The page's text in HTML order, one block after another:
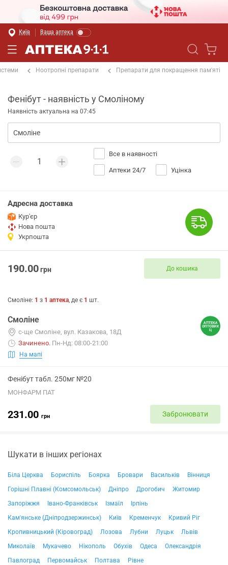
Київ Ваша аптека
Ноотропні препарати Препарати для покращення пам'яті
Фенібут - наявність у Смоліному
Наявність актуальна на 07:45
Все в наявності
Аптеки 24/7 Уцінка
Адресна доставка
Кур'єр
Нова пошта
Укрпошта
190.00грн До кошика
Смоліне: 1 з 1 аптека, де є 1 шт.
Смоліне
с-ще Смоліне, вул. Казакова, 18Д
Зачинено. Пн-Нд: 08:00-21:00
На мапі
Фенібут табл. 250мг №20
МОНФАРМ ПАТ
231.00 грн Забронювати
Шукати в інших регіонах
Біла Церква Бориспіль Боярка Бровари Васильків
Вінниця
Горішні Плавні (Комсомольськ)
Дніпро Дрогобич
Житомир
Запоріжжя
Івано-Франківськ Ізмаїл
Ірпінь
Кам'янське (Дніпродзержинськ)
Київ Кременчук
Кривий Ріг
Кропивницький (Кіровоград)
Лозова Лубни Луцьк
Львів
Миколаїв
Мукачево Нікополь Обухів Одеса
Олександрія
Павлоград
Первомайськ Полтава
Рівне